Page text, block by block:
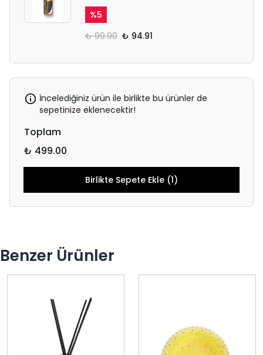
%5
₺ 99.90 ₺ 94.91
İncelediğiniz ürün ile birlikte bu ürünler de
sepetinize eklenecektir!
Toplam
₺ 499.00
Birlikte Sepete Ekle (1)
Benzer Ürünler